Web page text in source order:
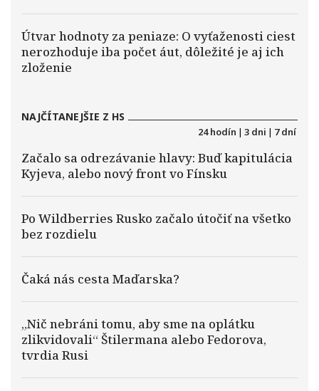
Útvar hodnoty za peniaze: O vyťaženosti ciest
nerozhoduje iba počet áut, dôležité je aj ich
zloženie
NAJČÍTANEJŠIE Z HS
24 hodín | 3 dni | 7 dní
Začalo sa odrezávanie hlavy: Buď kapitulácia
Kyjeva, alebo nový front vo Fínsku
Po Wildberries Rusko začalo útočiť na všetko
bez rozdielu
Čaká nás cesta Maďarska?
„Nič nebráni tomu, aby sme na oplátku
zlikvidovali“ Štilermana alebo Fedorova,
tvrdia Rusi